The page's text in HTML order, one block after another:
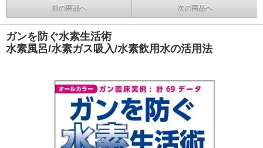
前の商品へ 次の商品へ
ガンを防ぐ水素生活術
水素風呂/水素ガス吸入/水素飲用水の活用法